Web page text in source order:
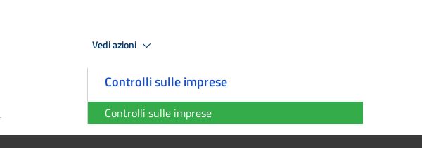
Vedi azioni
Controlli sulle imprese
Controlli sulle imprese